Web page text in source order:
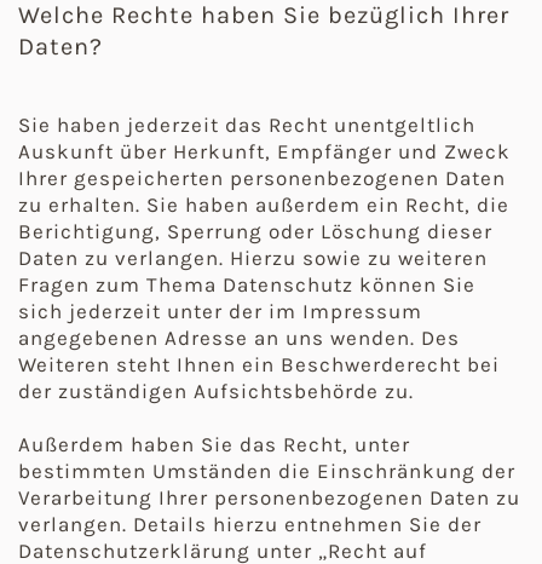
Welche Rechte haben Sie bezüglich Ihrer
Daten?
Sie haben jederzeit das Recht unentgeltlich
Auskunft über Herkunft, Empfänger und Zweck
Ihrer gespeicherten personenbezogenen Daten
zu erhalten. Sie haben außerdem ein Recht, die
Berichtigung, Sperrung oder Löschung dieser
Daten zu verlangen. Hierzu sowie zu weiteren
Fragen zum Thema Datenschutz können Sie
sich jederzeit unter der im Impressum
angegebenen Adresse an uns wenden. Des
Weiteren steht Ihnen ein Beschwerderecht bei
der zuständigen Aufsichtsbehörde zu.
Außerdem haben Sie das Recht, unter
bestimmten Umständen die Einschränkung der
Verarbeitung Ihrer personenbezogenen Daten zu
verlangen. Details hierzu entnehmen Sie der
Datenschutzerklärung unter „Recht auf